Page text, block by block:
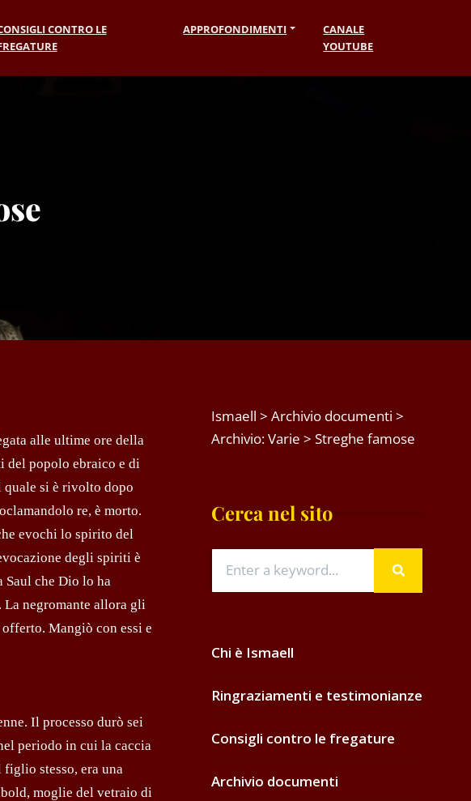
CONTRO LE
APPROFONDIMENTI
CANALE
YOUTUBE
alle ultime ore della
del popolo ebraico e di
quale si è rivolto dopo
re, è morto.
evochi lo spirito del
degli spiriti è
Saul che Dio lo ha
La negromante allora gli
Mangiò con essi e
Il processo durò sei
periodo in cui la caccia
stesso, era una
moglie del vetraio di
Ismaell > Archivio documenti >
Archivio: Varie > Streghe famose
Cerca nel sito
Chi è Ismaell
Ringraziamenti e testimonianze
Consigli contro le fregature
Archivio documenti